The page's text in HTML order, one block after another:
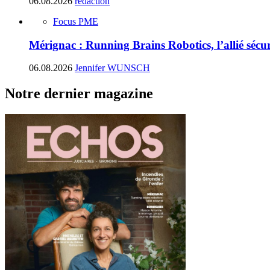
Focus PME
Mérignac : Running Brains Robotics, l’allié
06.08.2026 Jennifer WUNSCH
Notre dernier magazine